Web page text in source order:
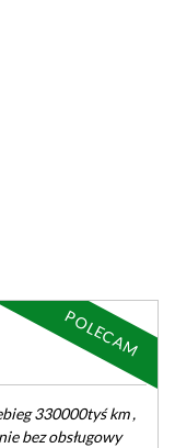
330000tyś km ,
bez obsługowy
POLECAM